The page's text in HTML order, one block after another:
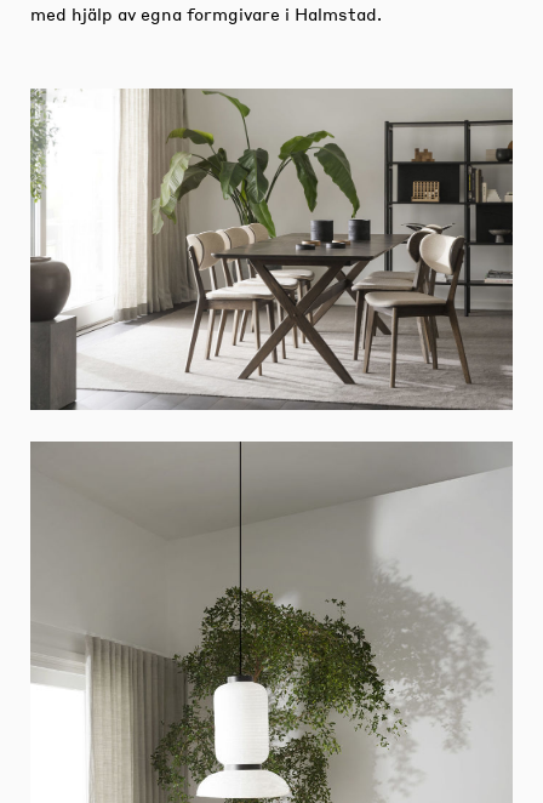
med hjälp av egna formgivare i Halmstad.